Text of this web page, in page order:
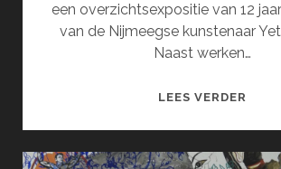
een overzichtsexpositie van 12
van de Nijmeegse kunstenaar
Naast werken…
LEES VERDER